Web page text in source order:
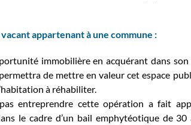
appartenant à une commune :
immobilière en acquérant dans
de mettre en valeur cet espace
à réhabiliter.
entreprendre cette opération a fait
le cadre d’un bail emphytéotique de